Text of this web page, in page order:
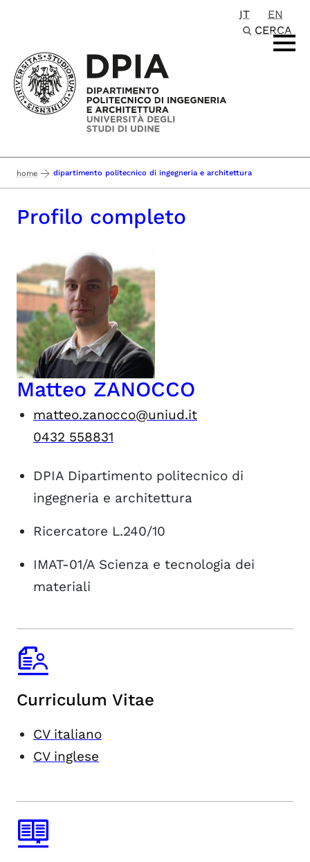
IT
EN
CERCA
home dipartimento politecnico di ingegneria e architettura
Profilo completo
Matteo ZANOCCO
matteo.zanocco@uniud.it
0432 558831
DPIA Dipartimento politecnico di
ingegneria e architettura
Ricercatore L.240/10
IMAT-01/A Scienza e tecnologia dei
materiali
Curriculum Vitae
CV italiano
CV inglese